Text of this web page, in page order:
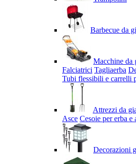
Barbecue da
Macchine da
Falciatrici Tagliaerba
Tubi flessibili e carrelli
Attrezzi da
Asce Cesoie per erba e
Decorazioni